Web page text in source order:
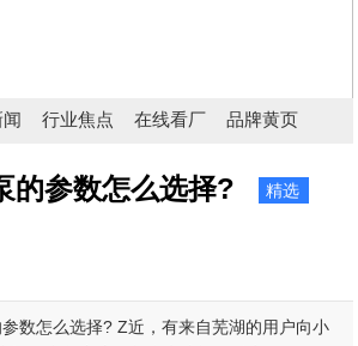
行业焦点 在线看厂 品牌黄页
的参数怎么选择? 精选
数怎么选择? Z近，有来自芜湖的用户向小